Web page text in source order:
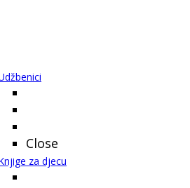
Close
za djecu